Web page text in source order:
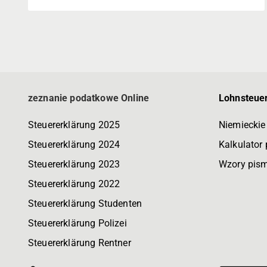
zeznanie podatkowe Online
Steuererklärung 2025
Steuererklärung 2024
Steuererklärung 2023
Steuererklärung 2022
Steuererklärung Studenten
Steuererklärung Polizei
Steuererklärung Rentner
Kalkulator
Wzory